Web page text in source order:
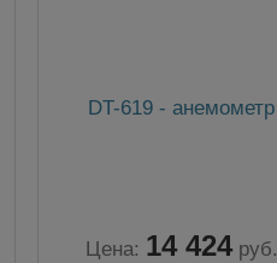
DT-619 - анемометр
Цена: 14 424 руб.